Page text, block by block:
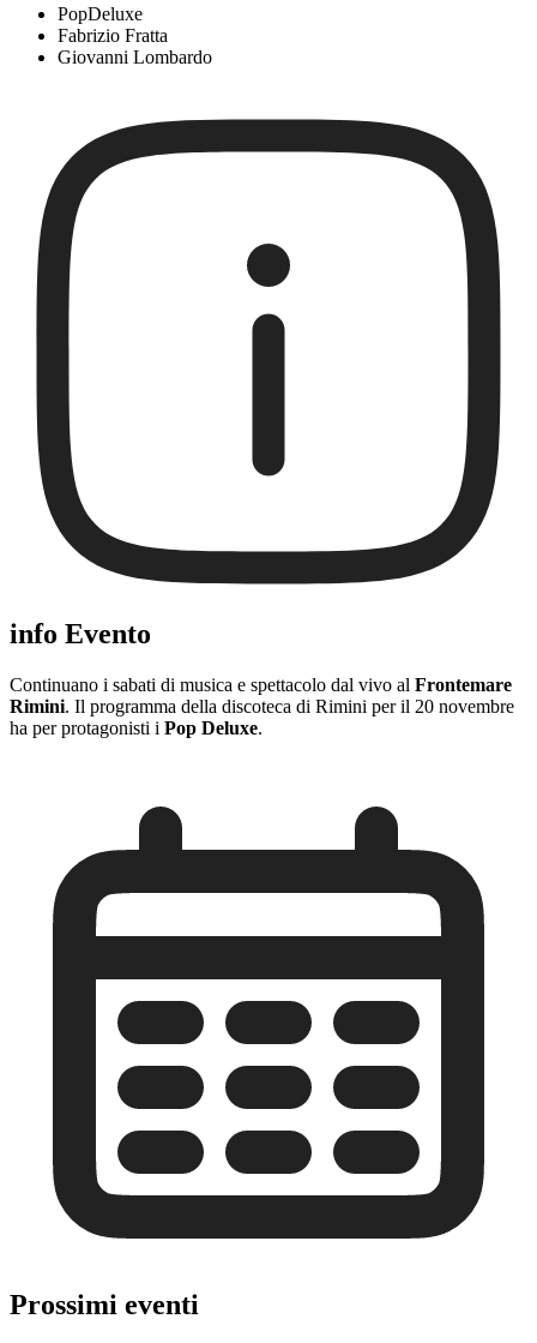
PopDeluxe
Fabrizio Fratta
Giovanni Lombardo
info Evento
Continuano i sabati di musica e spettacolo dal vivo al Frontemare
Rimini. Il programma della discoteca di Rimini per il 20 novembre
ha per protagonisti i Pop Deluxe.
Prossimi eventi